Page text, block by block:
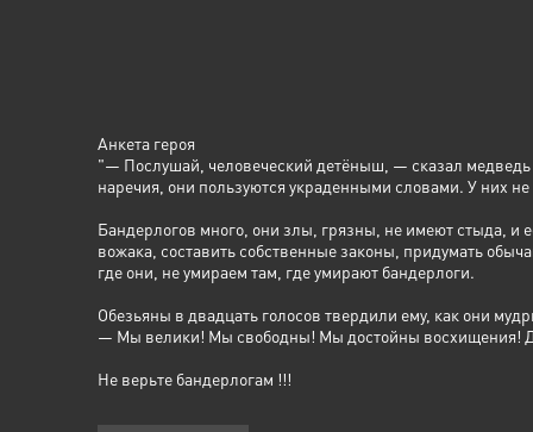
Анкета героя
"— Послушай, человеческий детёныш, — сказал медведь
наречия, они пользуются украденными словами. У них
Бандерлогов много, они злы, грязны, не имеют стыда, и
вожака, составить собственные законы, придумать
где они, не умираем там, где умирают бандерлоги.
Обезьяны в двадцать голосов твердили ему, как они
— Мы велики! Мы свободны! Мы достойны восхищения!
Не верьте бандерлогам !!!